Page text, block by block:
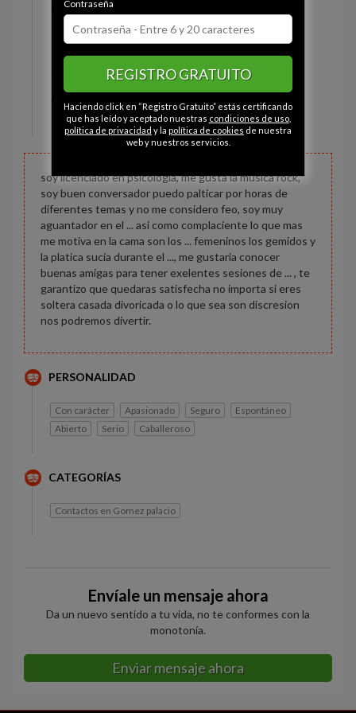
Estado civil:
Ojos: Marrón
Constitución: Normal
Altura: 173 cm
Peso: 88 kg
soy licenciado en psicologia, me gusta la musica rock,
soy buen conversador puedo palticar por horas de
diferentes temas y no me considero feo, soy muy
aguantador en el ... asi como complaciente lo que mas
me motiva en la cama son los ... femeninos los gemidos y
la platica sucia durante el ..., me gustaria conocer
buenas amigas para tener exelentes sesiones de ... , te
garantizo que quedaras satisfecha no importa si eres
soltera casada divoricada o lo que sea son discresion
nos podremos divertir.
PERSONALIDAD
Con carácter Apasionado Seguro
Espontáneo
Abierto
Serio Caballeroso
CATEGORÍAS
Contactos en Gomez palacio
Envíale un mensaje ahora
Da un nuevo sentido a tu vida, no te conformes con la
monotonía.
Enviar mensaje ahora
Contraseña
REGISTRO GRATUITO
Haciendo click en “Registro Gratuito” estás certificando
que has leído y aceptado nuestras condiciones de uso,
política de privacidad y la política de cookies de nuestra
web y nuestros servicios.